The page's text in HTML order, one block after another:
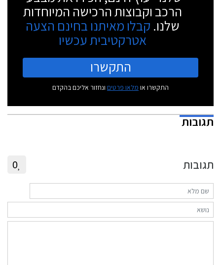
הרכב וקבוצות הרכישה המיוחדות
שלנו. קבלו מאיתנו בחינם הצעה
אטרקטיבית עכשיו
התקשרו
התקשרו או מלאו פרטים ונחזור אליכם בהקדם
תגובות
תגובות 0